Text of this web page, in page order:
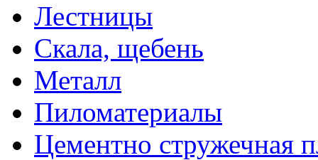
Лестницы
Скала, щебень
Металл
Пиломатериалы
Цементно стружечная